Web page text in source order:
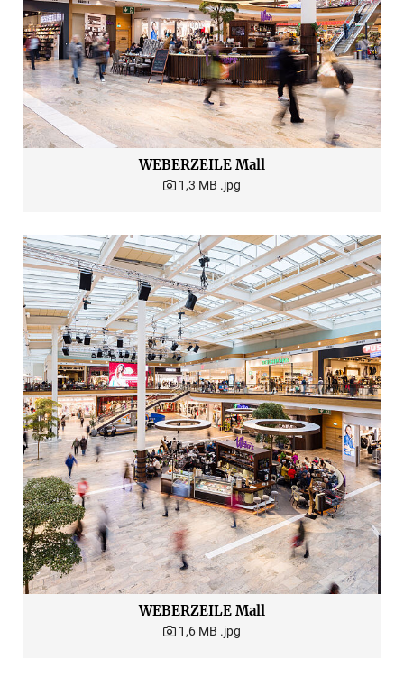
WEBERZEILE Mall
1,3 MB .jpg
WEBERZEILE Mall
1,6 MB .jpg